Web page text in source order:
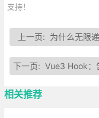
支持！
上一页: 为什么无限
下一页: Vue3 Hook：
相关推荐